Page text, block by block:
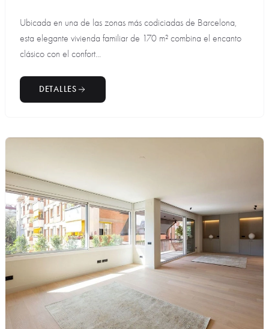
Ubicada en una de las zonas más codiciadas de Barcelona,
esta elegante vivienda familiar de 170 m² combina el encanto
clásico con el confort...
DETALLES